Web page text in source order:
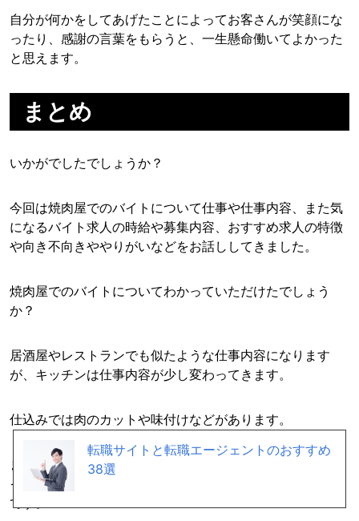
自分が何かをしてあげたことによってお客さんが笑顔にな
ったり、感謝の言葉をもらうと、一生懸命働いてよかった
と思えます。
まとめ
いかがでしたでしょうか？
今回は焼肉屋でのバイトについて仕事や仕事内容、また気
になるバイト求人の時給や募集内容、おすすめ求人の特徴
や向き不向きややりがいなどをお話ししてきました。
焼肉屋でのバイトについてわかっていただけたでしょう
か？
居酒屋やレストランでも似たような仕事内容になります
が、キッチンは仕事内容が少し変わってきます。
仕込みでは肉のカットや味付けなどがあります。
また今回見ていただいてわかると思いますが、やはりウェ
イトレスの仕事内容が他の仕事に比べるとダントツで多い
です。
転職サイトと転職エージェントのおすすめ
38選